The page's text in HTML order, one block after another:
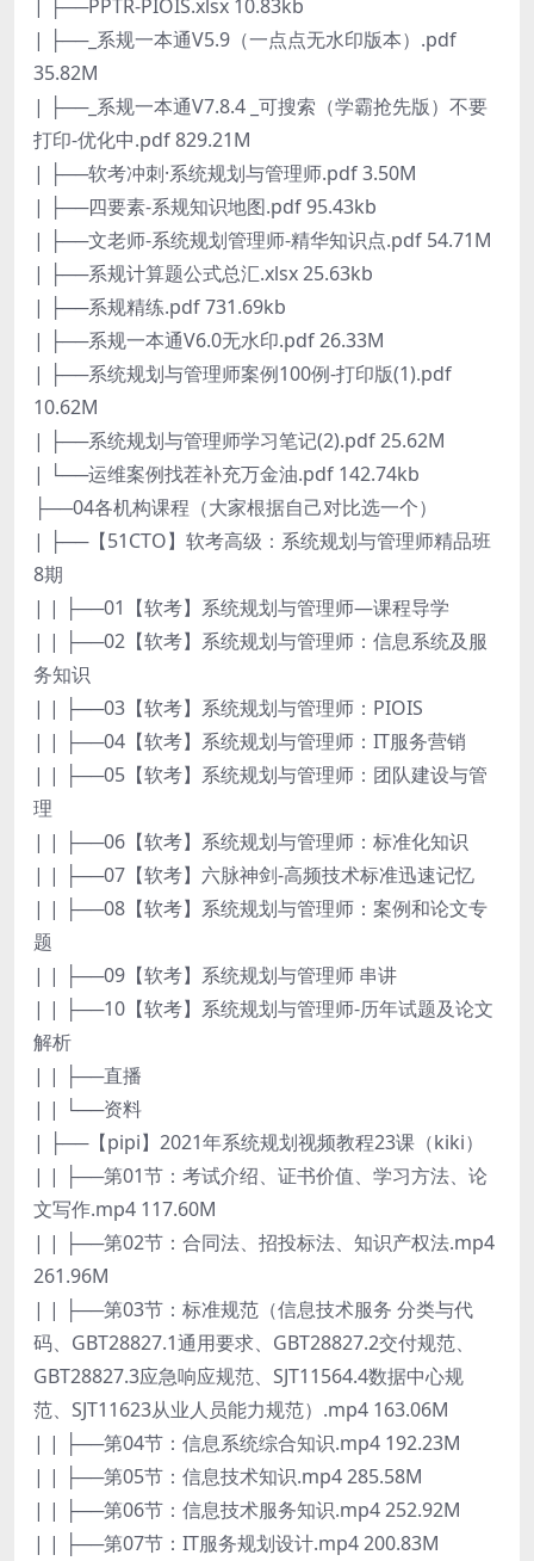
| ├──PPTR-PIOIS.xlsx 10.83kb
| ├──_系规一本通V5.9（一点点无水印版本）.pdf
35.82M
| ├──_系规一本通V7.8.4 _可搜索（学霸抢先版）不要
打印-优化中.pdf 829.21M
| ├──软考冲刺·系统规划与管理师.pdf 3.50M
| ├──四要素-系规知识地图.pdf 95.43kb
| ├──文老师-系统规划管理师-精华知识点.pdf 54.71M
| ├──系规计算题公式总汇.xlsx 25.63kb
| ├──系规精练.pdf 731.69kb
| ├──系规一本通V6.0无水印.pdf 26.33M
| ├──系统规划与管理师案例100例-打印版(1).pdf
10.62M
| ├──系统规划与管理师学习笔记(2).pdf 25.62M
| └──运维案例找茬补充万金油.pdf 142.74kb
├──04各机构课程（大家根据自己对比选一个）
| ├──【51CTO】软考高级：系统规划与管理师精品班
8期
| | ├──01【软考】系统规划与管理师—课程导学
| | ├──02【软考】系统规划与管理师：信息系统及服
务知识
| | ├──03【软考】系统规划与管理师：PIOIS
| | ├──04【软考】系统规划与管理师：IT服务营销
| | ├──05【软考】系统规划与管理师：团队建设与管
理
| | ├──06【软考】系统规划与管理师：标准化知识
| | ├──07【软考】六脉神剑-高频技术标准迅速记忆
| | ├──08【软考】系统规划与管理师：案例和论文专
题
| | ├──09【软考】系统规划与管理师 串讲
| | ├──10【软考】系统规划与管理师-历年试题及论文
解析
| | ├──直播
| | └──资料
| ├──【pipi】2021年系统规划视频教程23课（kiki）
| | ├──第01节：考试介绍、证书价值、学习方法、论
文写作.mp4 117.60M
| | ├──第02节：合同法、招投标法、知识产权法.mp4
261.96M
| | ├──第03节：标准规范（信息技术服务 分类与代
码、GBT28827.1通用要求、GBT28827.2交付规范、
GBT28827.3应急响应规范、SJT11564.4数据中心规
范、SJT11623从业人员能力规范）.mp4 163.06M
| | ├──第04节：信息系统综合知识.mp4 192.23M
| | ├──第05节：信息技术知识.mp4 285.58M
| | ├──第06节：信息技术服务知识.mp4 252.92M
| | ├──第07节：IT服务规划设计.mp4 200.83M